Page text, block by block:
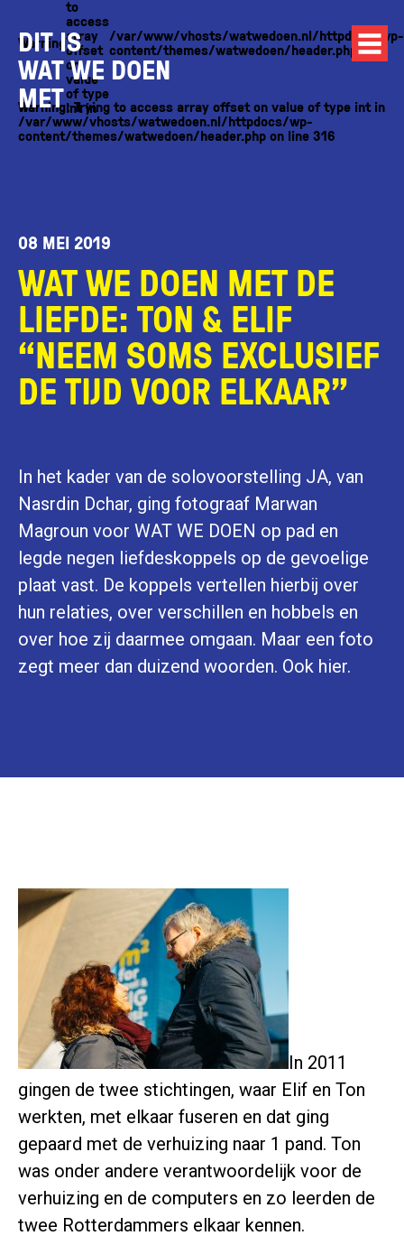
Warning
to
access
array
offset
on
value
of type
int in
/var/www/vhosts/watwedoen.nl/httpdocs/wp-
content/themes/watwedoen/header.php
DIT IS
WAT WE DOEN
MET
Warning: Trying to access array offset on value of type int in
/var/www/vhosts/watwedoen.nl/httpdocs/wp-
content/themes/watwedoen/header.phpon line316
08 MEI 2019
WAT WE DOEN MET DE
LIEFDE: TON & ELIF
“NEEM SOMS EXCLUSIEF
DE TIJD VOOR ELKAAR”
In het kader van de solovoorstelling JA, van
Nasrdin Dchar, ging fotograaf Marwan
Magroun voor WAT WE DOEN op pad en
legde negen liefdeskoppels op de gevoelige
plaat vast. De koppels vertellen hierbij over
hun relaties, over verschillen en hobbels en
over hoe zij daarmee omgaan. Maar een foto
zegt meer dan duizend woorden. Ook hier.
In 2011
gingen de twee stichtingen, waar Elif en Ton
werkten, met elkaar fuseren en dat ging
gepaard met de verhuizing naar 1 pand. Ton
was onder andere verantwoordelijk voor de
verhuizing en de computers en zo leerden de
twee Rotterdammers elkaar kennen.